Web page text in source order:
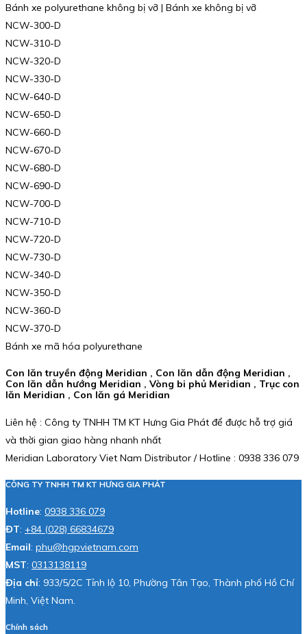
Bánh xe polyurethane không bị vỡ | Bánh xe không bị vỡ
NCW-300-D
NCW-310-D
NCW-320-D
NCW-330-D
NCW-640-D
NCW-650-D
NCW-660-D
NCW-670-D
NCW-680-D
NCW-690-D
NCW-700-D
NCW-710-D
NCW-720-D
NCW-730-D
NCW-340-D
NCW-350-D
NCW-360-D
NCW-370-D
Bánh xe mã hóa polyurethane
Con lăn truyền động Meridian , Con lăn dẫn động Meridian ,
Con lăn dẫn hướng Meridian , Vòng bi phủ Meridian , Trục con
lăn Meridian , Con lăn gá Meridian
Liên hệ : Công ty TNHH TM KT Hưng Gia Phát để được hỗ trợ giá
và thời gian giao hàng nhanh nhất
Meridian Laboratory Viet Nam Distributor / Hotline : 0938 336 079
CÔNG TY TNHH TM KT HƯNG GIA PHÁT
Hotline: 0938 336 079
ĐT: +84 (028) 66834679
Email: phu@hgpvietnam.com
MST: 0313138119
Địa chỉ: 933/5/2C Tỉnh lộ 10, Phường Tân Tạo, Thành phố Hồ Chí
Minh, Việt Nam.
Chính sách